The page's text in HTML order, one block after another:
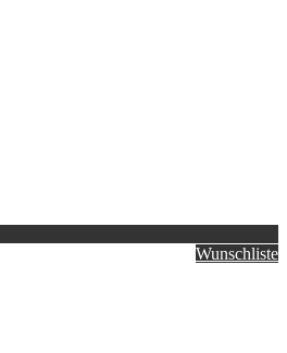
Wunschliste